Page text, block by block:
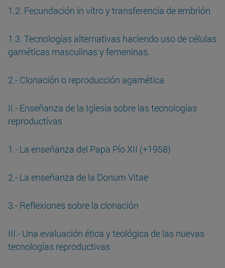
1.2. Fecundación in vitro y transferencia de embrión
1.3. Tecnologías alternativas haciendo uso de células
gaméticas masculinas y femeninas.
2.- Clonación o reproducción agamética
II.- Enseñanza de la Iglesia sobre las tecnologías
reproductivas
1.- La enseñanza del Papa Pío XII (+1958)
2.- La enseñanza de la Donum Vitae
3.- Reflexiones sobre la clonación
III.- Una evaluación ética y teológica de las nuevas
tecnologías reproductivas